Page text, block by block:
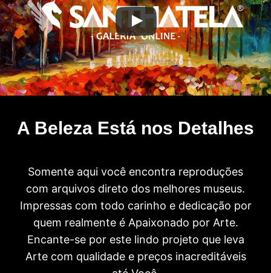
A Beleza Está nos Detalhes
Somente aqui você encontra reproduções
com arquivos direto dos melhores museus.
Impressas com todo carinho e dedicação por
quem realmente é Apaixonado por Arte.
Encante-se por este lindo projeto que leva
Arte com qualidade e preços inacreditáveis